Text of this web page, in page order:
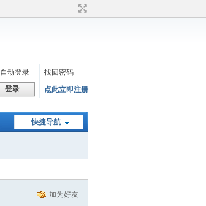
自动登录
找回密码
登录 点此立即注册
快捷导航
加为好友